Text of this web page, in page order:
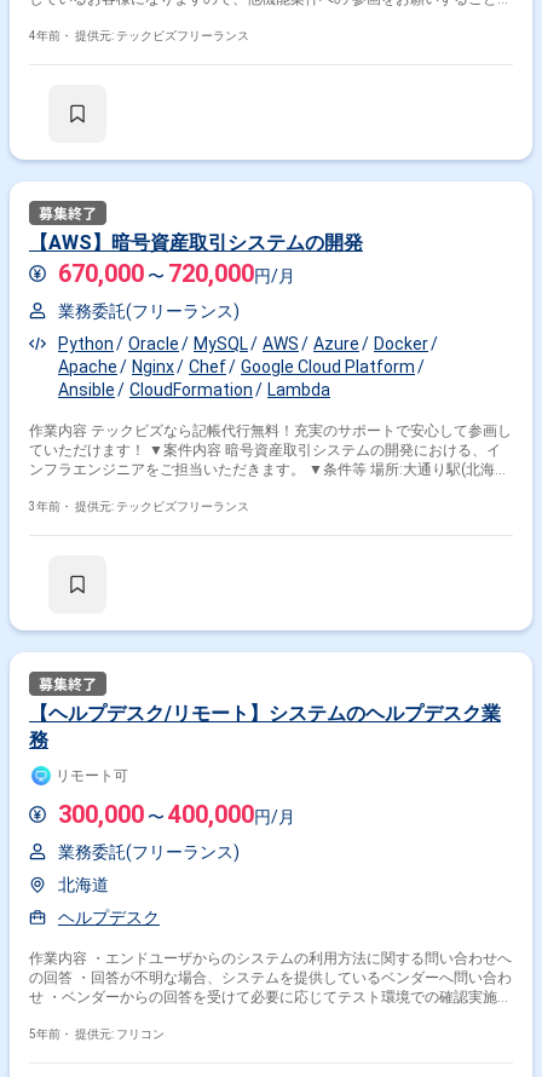
だける方を希望しております。 【場所】永山※リモート可 【清算】あり
4年前・ 提供元: テックビズフリーランス
【AWS】暗号資産取引システムの開発
670,000 〜 720,000円/月
業務委託(フリーランス)
Python
Oracle MySQL AWS Azure
Docker
Apache
Nginx Chef
Google Cloud Platform
Ansible
CloudFormation Lambda
作業内容 テックビズなら記帳代行無料！充実のサポートで安心して参画し
ていただけます！ ▼案件内容 暗号資産取引システムの開発における、イ
ンフラエンジニアをご担当いただきます。 ▼条件等 場所:大通り駅(北海
3年前・ 提供元: テックビズフリーランス
【ヘルプデスク/リモート】システムのヘルプデスク業
務
リモート可
300,000 〜 400,000円/月
業務委託(フリーランス)
北海道
ヘルプデスク
作業内容 ・エンドユーザからのシステムの利用方法に関する問い合わせへ
の回答 ・回答が不明な場合、システムを提供しているベンダーへ問い合わ
せ ・ベンダーからの回答を受けて必要に応じてテスト環境での確認実施
ムへの追加等
5年前・ 提供元: フリコン